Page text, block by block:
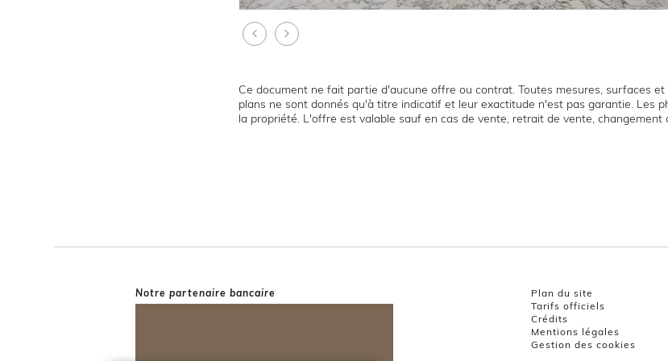
Ce document ne fait partie d'aucune offre ou contrat. Toutes mesures, surfaces
plans ne sont donnés qu'à titre indicatif et leur exactitude n'est pas garantie. Les
la propriété. L'offre est valable sauf en cas de vente, retrait de vente,
Notre partenaire bancaire
Plan du site
Tarifs officiels
Crédits
Mentions légales
Gestion des cookies